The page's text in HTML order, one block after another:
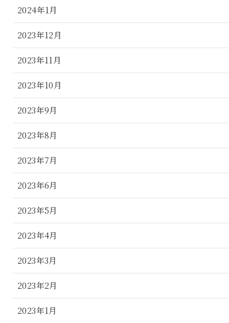
2024年1月
2023年12月
2023年11月
2023年10月
2023年9月
2023年8月
2023年7月
2023年6月
2023年5月
2023年4月
2023年3月
2023年2月
2023年1月